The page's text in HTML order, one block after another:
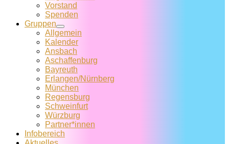
Vorstand
Spenden
Gruppen
Allgemein
Kalender
Ansbach
Aschaffenburg
Bayreuth
Erlangen/Nürnberg
München
Regensburg
Schweinfurt
Würzburg
Partner*innen
Infobereich